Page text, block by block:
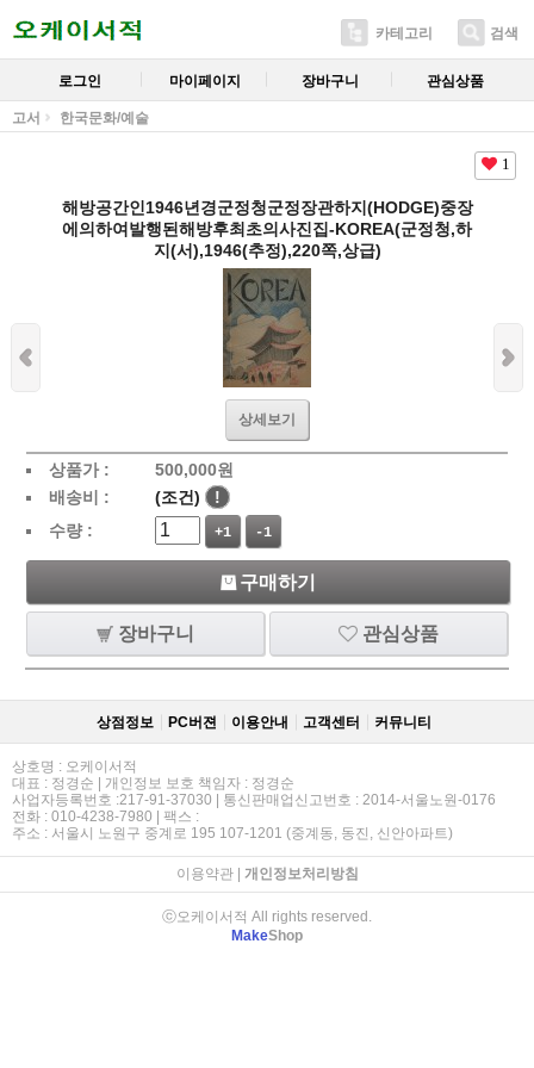
카테고리 검색
로그인 마이페이지 장바구니 관심상품
고서 한국문화/예술
1
해방공간인1946년경군정청군정장관하지(HODGE)중장
에의하여발행된해방후최초의사진집-KOREA(군정청,하
지(서),1946(추정),220쪽,상급)
상세보기
상품가 : 500,000원
배송비 :
(조건)
!
수량 :
+1 -1
구매하기
장바구니 관심상품
상점정보 PC버젼 이용안내 고객센터 커뮤니티
상호명 : 오케이서적
대표 : 정경순 | 개인정보 보호 책임자 : 정경순
사업자등록번호 :217-91-37030 | 통신판매업신고번호 : 2014-서울노원-0176
전화 : 010-4238-7980 | 팩스 :
주소 : 서울시 노원구 중계로 195 107-1201 (중계동, 동진, 신안아파트)
이용약관| 개인정보처리방침
ⓒ오케이서적 All rights reserved.
MakeShop